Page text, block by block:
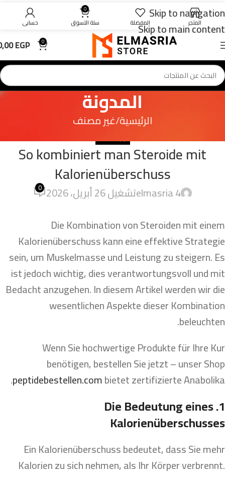
Skip to navigation
Skip to main content
0
EGP
المدونة
الرئيسية غير مصنف
So kombiniert man Steroide mit
Kalorienüberschuss
4 elmasria تشغيل 26 أبريل، 2026 0
Die Kombination von Steroiden mit einem
Kalorienüberschuss kann eine effektive Strategie
sein, um Muskelmasse und Leistung zu steigern. Es
ist jedoch wichtig, dies verantwortungsvoll und mit
Bedacht anzugehen. In diesem Artikel werden wir die
wesentlichen Aspekte dieser Kombination
beleuchten.
Wenn Sie hochwertige Produkte für Ihre Kur
benötigen, bestellen Sie jetzt – unser Shop
peptidebestellen.combietet zertifizierte Anabolika.
1. Die Bedeutung eines
Kalorienüberschusses
Ein Kalorienüberschuss bedeutet, dass Sie mehr
Kalorien zu sich nehmen, als Ihr Körper verbrennt.
المتجر المفضلة
0
سلة التسوق حسابي